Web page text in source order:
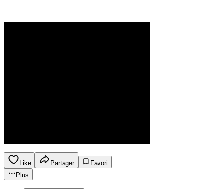
Like Partager
Favori
Plus